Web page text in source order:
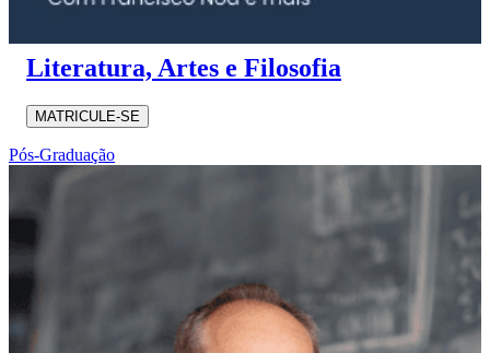
Literatura, Artes e Filosofia
MATRICULE-SE
Pós-Graduação